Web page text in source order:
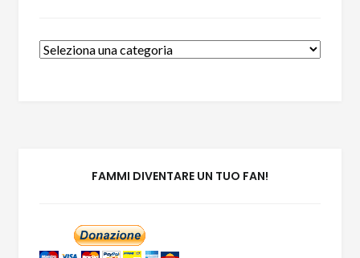
FAMMI DIVENTARE UN TUO FAN!